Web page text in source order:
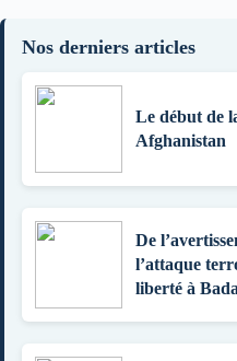
Nos derniers articles
Le début de
Afghanistan
De
l’attaque
liberté à